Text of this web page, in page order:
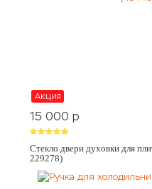
Акция
15 000 p
Стекло двери духовки для
229278)